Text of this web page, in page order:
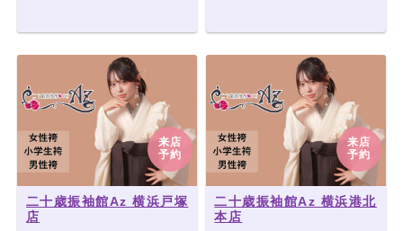
来店
予約
二十歳振袖館Az 横浜戸塚
店
来店
予約
二十歳振袖館Az 横浜港北
本店